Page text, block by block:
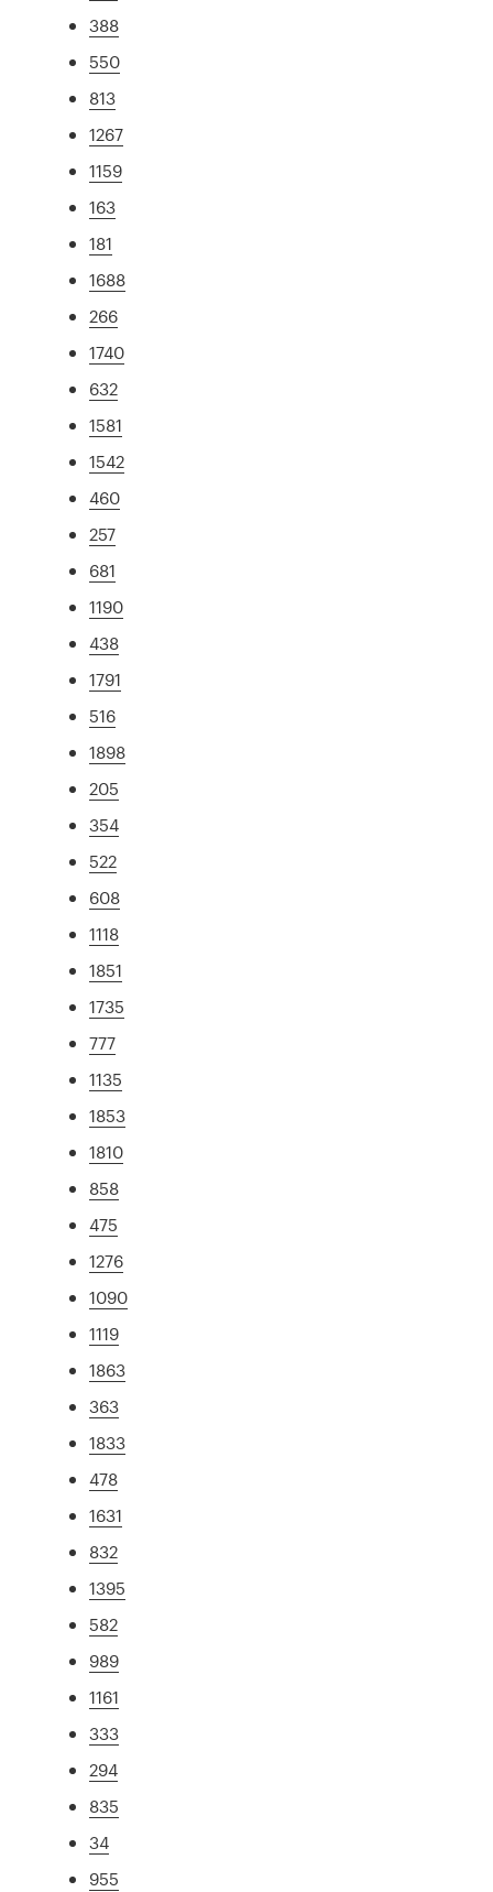
388
550
813
1267
1159
163
181
1688
266
1740
632
1581
1542
460
257
681
1190
438
1791
516
1898
205
354
522
608
1118
1851
1735
777
1135
1853
1810
858
475
1276
1090
1119
1863
363
1833
478
1631
832
1395
582
989
1161
333
294
835
34
955